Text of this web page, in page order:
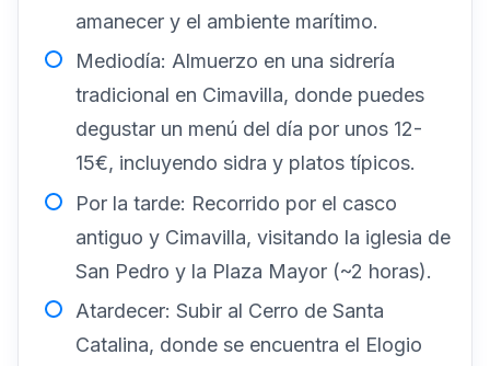
amanecer y el ambiente marítimo.
Mediodía: Almuerzo en una sidrería
tradicional en Cimavilla, donde puedes
degustar un menú del día por unos 12-
15€, incluyendo sidra y platos típicos.
Por la tarde: Recorrido por el casco
antiguo y Cimavilla, visitando la iglesia de
San Pedro y la Plaza Mayor (~2 horas).
Atardecer: Subir al Cerro de Santa
Catalina, donde se encuentra el Elogio